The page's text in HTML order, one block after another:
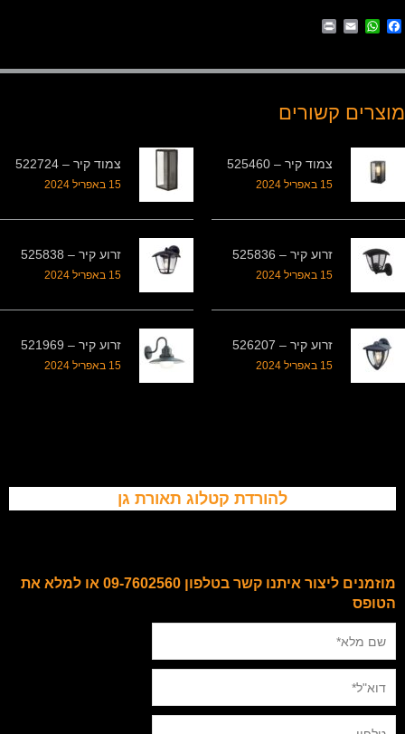
Facebook
WhatsApp
Email
מוצרים קשורים
צמוד קיר – 525460
15 באפריל 2024
צמוד קיר – 522724
15 באפריל 2024
זרוע קיר – 525836
15 באפריל 2024
זרוע קיר – 525838
15 באפריל 2024
זרוע קיר – 526207
15 באפריל 2024
זרוע קיר – 521969
15 באפריל 2024
להורדת קטלוג תאורת גן
מוזמנים ליצור איתנו קשר בטלפון 09-7602560 או למלא את
הטופס